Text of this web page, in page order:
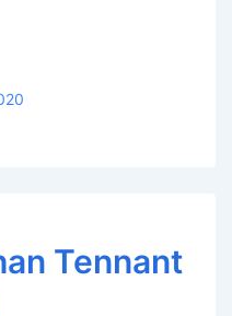
Tennant